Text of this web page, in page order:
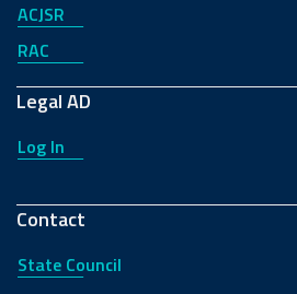
ACJSR
RAC
Legal AD
Log In
Contact
State Council